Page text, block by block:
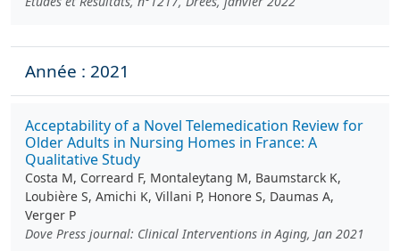
Année : 2021
Acceptability of a Novel Telemedication Review for
Older Adults in Nursing Homes in France: A
Qualitative Study
Costa M, Correard F, Montaleytang M, Baumstarck K,
Loubière S, Amichi K, Villani P, Honore S, Daumas A,
Verger P
Dove Press journal: Clinical Interventions in Aging, Jan 2021